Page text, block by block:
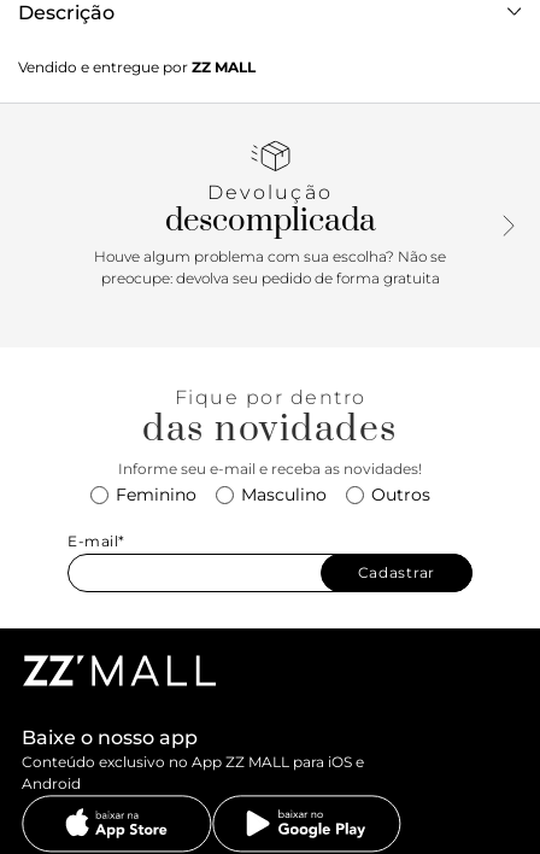
Descrição
para as tiras no cabedal e no tornozelo dessa sandália, que é
elegante na medida certa. Com salto blocado, ganha ainda
Vendido e entregue por ZZ MALL
Devolução
descomplicada
Houve algum problema com sua escolha? Não se
preocupe: devolva seu pedido de forma gratuita
Fique por dentro
das novidades
Informe seu e-mail e receba as novidades!
Feminino Masculino Outros
E-mail*
Cadastrar
Baixe o nosso app
Conteúdo exclusivo no App ZZ MALL para iOS e
Android